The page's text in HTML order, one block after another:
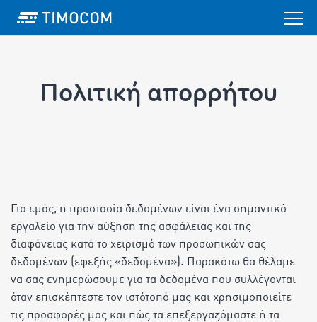
Πολιτική απορρήτου
Για εμάς, η προστασία δεδομένων είναι ένα σημαντικό
εργαλείο για την αύξηση της ασφάλειας και της
διαφάνειας κατά το χειρισμό των προσωπικών σας
δεδομένων (εφεξής «δεδομένα»). Παρακάτω θα θέλαμε
να σας ενημερώσουμε για τα δεδομένα που συλλέγονται
όταν επισκέπτεστε τον ιστότοπό μας και χρησιμοποιείτε
τις προσφορές μας και πώς τα επεξεργαζόμαστε ή τα